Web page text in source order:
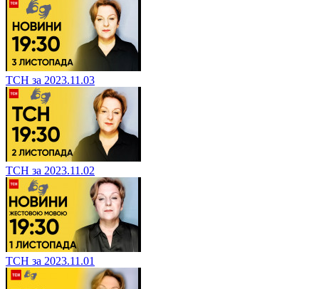
ТСН за 2023.11.03
ТСН за 2023.11.02
ТСН за 2023.11.01